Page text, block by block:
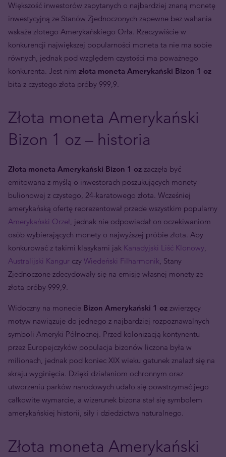
Większość inwestorów zapytanych o najbardziej znaną monetę
inwestycyjną ze Stanów Zjednoczonych zapewne bez wahania
wskaże złotego Amerykańskiego Orła. Rzeczywiście w
konkurencji największej popularności moneta ta nie ma sobie
równych, jednak pod względem czystości ma poważnego
konkurenta. Jest nim złota moneta Amerykański Bizon 1 oz
bita z czystego złota próby 999,9.
Złota moneta Amerykański
Bizon 1 oz – historia
Złota moneta Amerykański Bizon 1 oz zaczęła być
emitowana z myślą o inwestorach poszukujących monety
bulionowej z czystego, 24-karatowego złota. Wcześniej
amerykańską ofertę reprezentował przede wszystkim popularny
Amerykański Orzeł, jednak nie odpowiadał on oczekiwaniom
osób wybierających monety o najwyższej próbie złota. Aby
konkurować z takimi klasykami jak Kanadyjski Liść Klonowy,
Australijski Kangur czy Wiedeński Filharmonik, Stany
Zjednoczone zdecydowały się na emisję własnej monety ze
złota próby 999,9.
Widoczny na monecie Bizon Amerykański 1 oz zwierzęcy
motyw nawiązuje do jednego z najbardziej rozpoznawalnych
symboli Ameryki Północnej. Przed kolonizacją kontynentu
przez Europejczyków populacja bizonów liczona była w
milionach, jednak pod koniec XIX wieku gatunek znalazł się na
skraju wyginięcia. Dzięki działaniom ochronnym oraz
utworzeniu parków narodowych udało się powstrzymać jego
całkowite wymarcie, a wizerunek bizona stał się symbolem
amerykańskiej historii, siły i dziedzictwa naturalnego.
Złota moneta Amerykański